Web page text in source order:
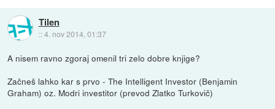
Tilen
::4. nov 2014, 01:37
A nisem ravno zgoraj omenil tri zelo dobre knjige?
Začneš lahko kar s prvo - The Intelligent Investor (Benjamin
Graham) oz. Modri investitor (prevod Zlatko Turkovič)